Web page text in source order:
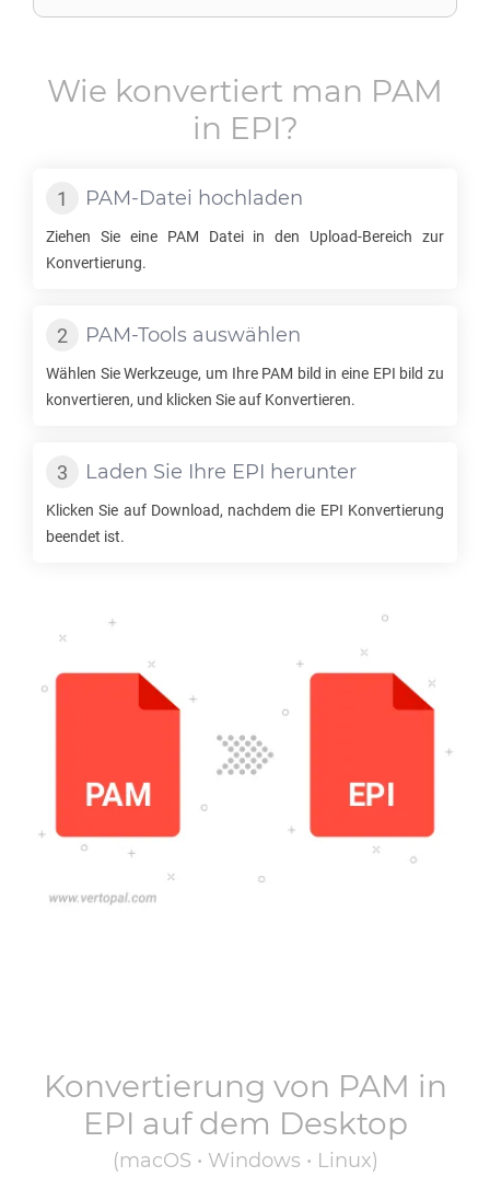
Wie konvertiert man PAM
in EPI?
PAM-Datei hochladen
Ziehen Sie eine PAM Datei in den Upload-Bereich zur
Konvertierung.
PAM-Tools auswählen
Wählen Sie Werkzeuge, um Ihre PAM bild in eine EPI bild zu
konvertieren, und klicken Sie auf Konvertieren.
Laden Sie Ihre EPI herunter
Klicken Sie auf Download, nachdem die EPI Konvertierung
beendet ist.
Konvertierung von PAM in
EPI auf dem Desktop
(macOS • Windows • Linux)